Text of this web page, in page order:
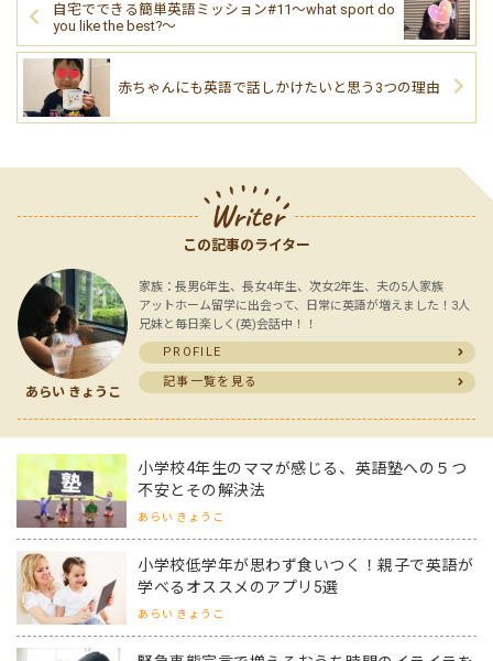
自宅でできる簡単英語ミッション#11〜what sport do
you like the best?〜
赤ちゃんにも英語で話しかけたいと思う3つの理由
Writer
この記事のライター
あらい きょうこ
家族：長男6年生、長女4年生、次女2年生、夫の5人家族
アットホーム留学に出会って、日常に英語が増えました！3人
兄妹と毎日楽しく(英)会話中！！
PROFILE
記事一覧を見る
小学校4年生のママが感じる、英語塾への５つ
不安とその解決法
あらい きょうこ
小学校低学年が思わず食いつく！親子で英語が
学べるオススメのアプリ5選
あらい きょうこ